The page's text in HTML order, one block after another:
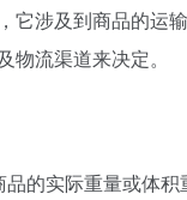
它涉及到商品的运
流渠道来决定。
的实际重量或体